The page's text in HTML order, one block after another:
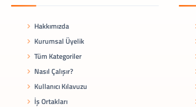
Hakkımızda
Kurumsal Üyelik
Tüm Kategoriler
Nasıl Çalışır?
Kullanıcı Kılavuzu
İş Ortakları